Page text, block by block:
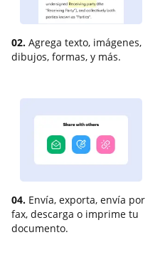
02. Agrega texto, imágenes,
dibujos, formas, y más.
04. Envía, exporta, envía por
fax, descarga o imprime tu
documento.